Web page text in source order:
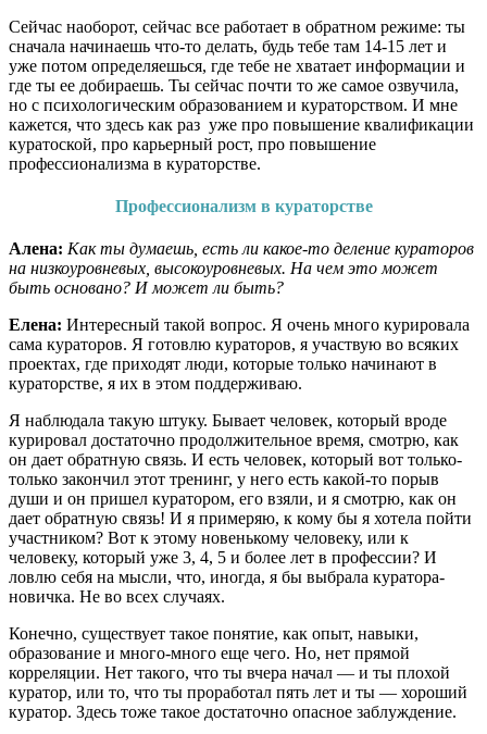
Сейчас наоборот, сейчас все работает в обратном режиме: ты
сначала начинаешь что-то делать, будь тебе там 14-15 лет и
уже потом определяешься, где тебе не хватает информации и
где ты ее добираешь. Ты сейчас почти то же самое озвучила,
но с психологическим образованием и кураторством. И мне
кажется, что здесь как раз уже про повышение квалификации
куратоской, про карьерный рост, про повышение
профессионализма в кураторстве.
Профессионализм в кураторстве
Алена: Как ты думаешь, есть ли какое-то деление кураторов
на низкоуровневых, высокоуровневых. На чем это может
быть основано? И может ли быть?
Елена: Интересный такой вопрос. Я очень много курировала
сама кураторов. Я готовлю кураторов, я участвую во всяких
проектах, где приходят люди, которые только начинают в
кураторстве, я их в этом поддерживаю.
Я наблюдала такую штуку. Бывает человек, который вроде
курировал достаточно продолжительное время, смотрю, как
он дает обратную связь. И есть человек, который вот только-
только закончил этот тренинг, у него есть какой-то порыв
души и он пришел куратором, его взяли, и я смотрю, как он
дает обратную связь! И я примеряю, к кому бы я хотела пойти
участником? Вот к этому новенькому человеку, или к
человеку, который уже 3, 4, 5 и более лет в профессии? И
ловлю себя на мысли, что, иногда, я бы выбрала куратора-
новичка. Не во всех случаях.
Конечно, существует такое понятие, как опыт, навыки,
образование и много-много еще чего. Но, нет прямой
корреляции. Нет такого, что ты вчера начал — и ты плохой
куратор, или то, что ты проработал пять лет и ты — хороший
куратор. Здесь тоже такое достаточно опасное заблуждение.